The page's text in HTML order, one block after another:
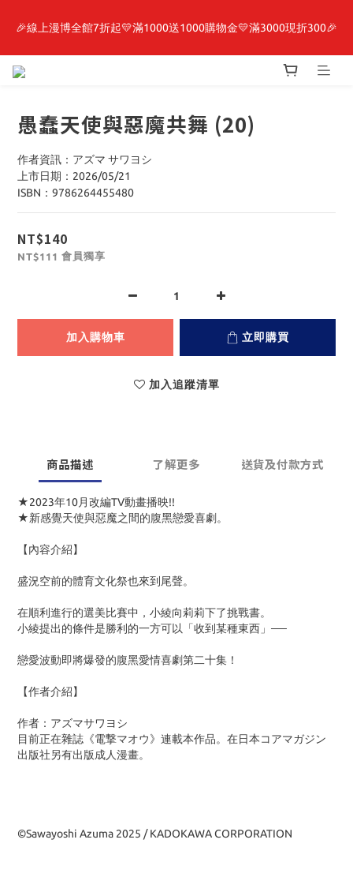
最新開賣🔥「全知讀者視角」 周邊商品
🎉線上漫博全館7折起💛滿1000送1000購物金💛滿3000現折300🎉
【抽籤堂】 影之強者、你又被殺了呢，偵探大人、約會大作戰、
最新開賣🔥「全知讀者視角」 周邊商品
愚蠢天使與惡魔共舞 (20)
作者資訊：アズマ サワヨシ
上市日期：2026/05/21
ISBN：9786264455480
NT$140
NT$111 會員獨享
加入購物車 立即購買
加入追蹤清單
商品描述 了解更多 送貨及付款方式
★2023年10月改編TV動畫播映!!
★新感覺天使與惡魔之間的腹黑戀愛喜劇。
【內容介紹】
盛況空前的體育文化祭也來到尾聲。
在順利進行的選美比賽中，小綾向莉莉下了挑戰書。
小綾提出的條件是勝利的一方可以「收到某種東西」──
戀愛波動即將爆發的腹黑愛情喜劇第二十集！
【作者介紹】
作者：アズマサワヨシ
目前正在雜誌《電撃マオウ》連載本作品。在日本コアマガジン
出版社另有出版成人漫畫。
©Sawayoshi Azuma 2025 / KADOKAWA CORPORATION